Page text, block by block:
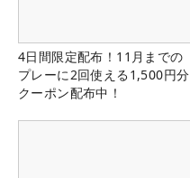
4日間限定配布！11月までの
プレーに2回使える1,500円分
クーポン配布中！